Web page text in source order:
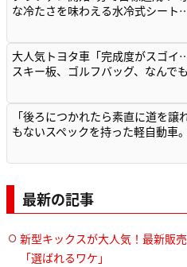
な冷たさを味わえる水冷式シート
大人気トヨタ車「完成度がスゴイ
スキー板、ゴルフバッグ、なんで
「後ろにつかれたら素直に道を
もないスペックを持った軽自動車
最新の記事
新型キックスが大人気！最新販
「選ばれるワケ」